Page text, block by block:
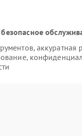
аккуратная